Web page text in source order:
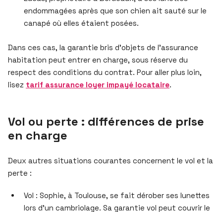
endommagées après que son chien ait sauté sur le
canapé où elles étaient posées.
Dans ces cas, la garantie bris d’objets de l’assurance
habitation peut entrer en charge, sous réserve du
respect des conditions du contrat. Pour aller plus loin,
lisez tarif assurance loyer impayé locataire.
Vol ou perte : différences de prise
en charge
Deux autres situations courantes concernent le vol et la
perte :
Vol : Sophie, à Toulouse, se fait dérober ses lunettes
lors d’un cambriolage. Sa garantie vol peut couvrir le